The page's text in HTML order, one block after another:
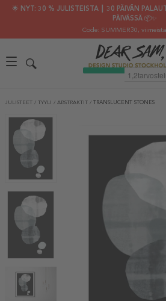
🌟 NYT: 30 % JULISTEISTA ┃ 30 PÄIVÄN
PÄIVÄSSÄ 📦✨
Code: SUMMER30,
JULISTEET / TYYLI / ABSTRAKTIT / TRANSLUCENT STONES